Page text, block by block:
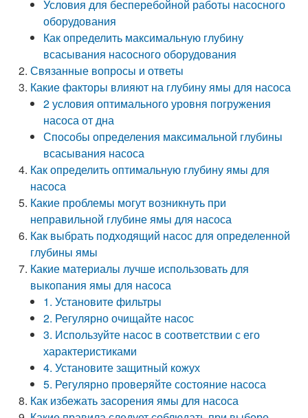
Условия для бесперебойной работы насосного
оборудования
Как определить максимальную глубину
всасывания насосного оборудования
Связанные вопросы и ответы
Какие факторы влияют на глубину ямы для насоса
2 условия оптимального уровня погружения
насоса от дна
Способы определения максимальной глубины
всасывания насоса
Как определить оптимальную глубину ямы для
насоса
Какие проблемы могут возникнуть при
неправильной глубине ямы для насоса
Как выбрать подходящий насос для определенной
глубины ямы
Какие материалы лучше использовать для
выкопания ямы для насоса
1. Установите фильтры
2. Регулярно очищайте насос
3. Используйте насос в соответствии с его
характеристиками
4. Установите защитный кожух
5. Регулярно проверяйте состояние насоса
Как избежать засорения ямы для насоса